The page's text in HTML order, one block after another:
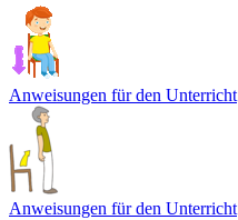
Anweisungen für den Unterricht
Anweisungen für den Unterricht